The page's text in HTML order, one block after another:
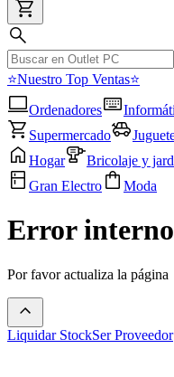
⭐Nuestro Top Ventas⭐
Ordenadores
Supermercado
Hogar
Bricolaje y
Gran Electro
Moda
Error
Por favor actualiza la página
Liquidar StockSer Proveedor